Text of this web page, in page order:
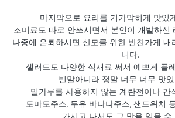
마지막으로 요리를 기가막히게 맛있
조미료도 따로 안쓰시면서 본인이 개발하신
나중에 은퇴하시면 산모를 위한 반찬가게 내
니다..
샐러드도 다양한 식재료 써서 예쁘게 플
빈말아니라 정말 너무 너무 맛
밀가루를 사용하지 않는 계란전이나 간
토마토주스, 두유 바나나주스, 샌드위치